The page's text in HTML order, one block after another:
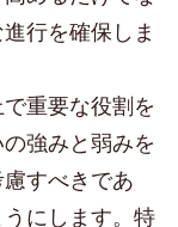
行を確保しま
重要な役割を
強みと弱みを
すべきであ
にします。特